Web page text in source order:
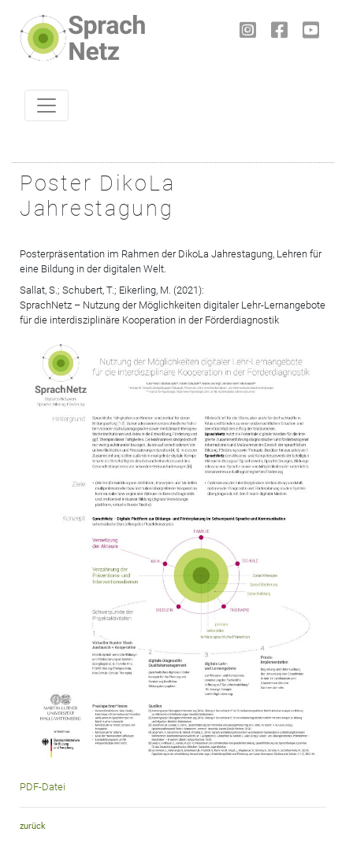
Poster DikoLa
Jahrestagung
Posterpräsentation im Rahmen der DikoLa Jahrestagung, Lehren für
eine Bildung in der digitalen Welt.
Sallat, S.; Schubert, T.; Eikerling, M. (2021):
SprachNetz – Nutzung der Möglichkeiten digitaler Lehr-Lernangebote
für die interdisziplinäre Kooperation in der Förderdiagnostik
PDF-Datei
zurück